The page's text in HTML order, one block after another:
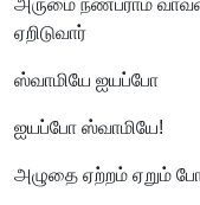
அருமை நண்பராம்
ஏறிடுவார்
ஸ்வாமியே ஐயப்போ
ஐயப்போ ஸ்வாமியே!
அழுதை ஏற்றம் ஏறும்